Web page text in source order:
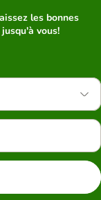
les bonnes
vous!